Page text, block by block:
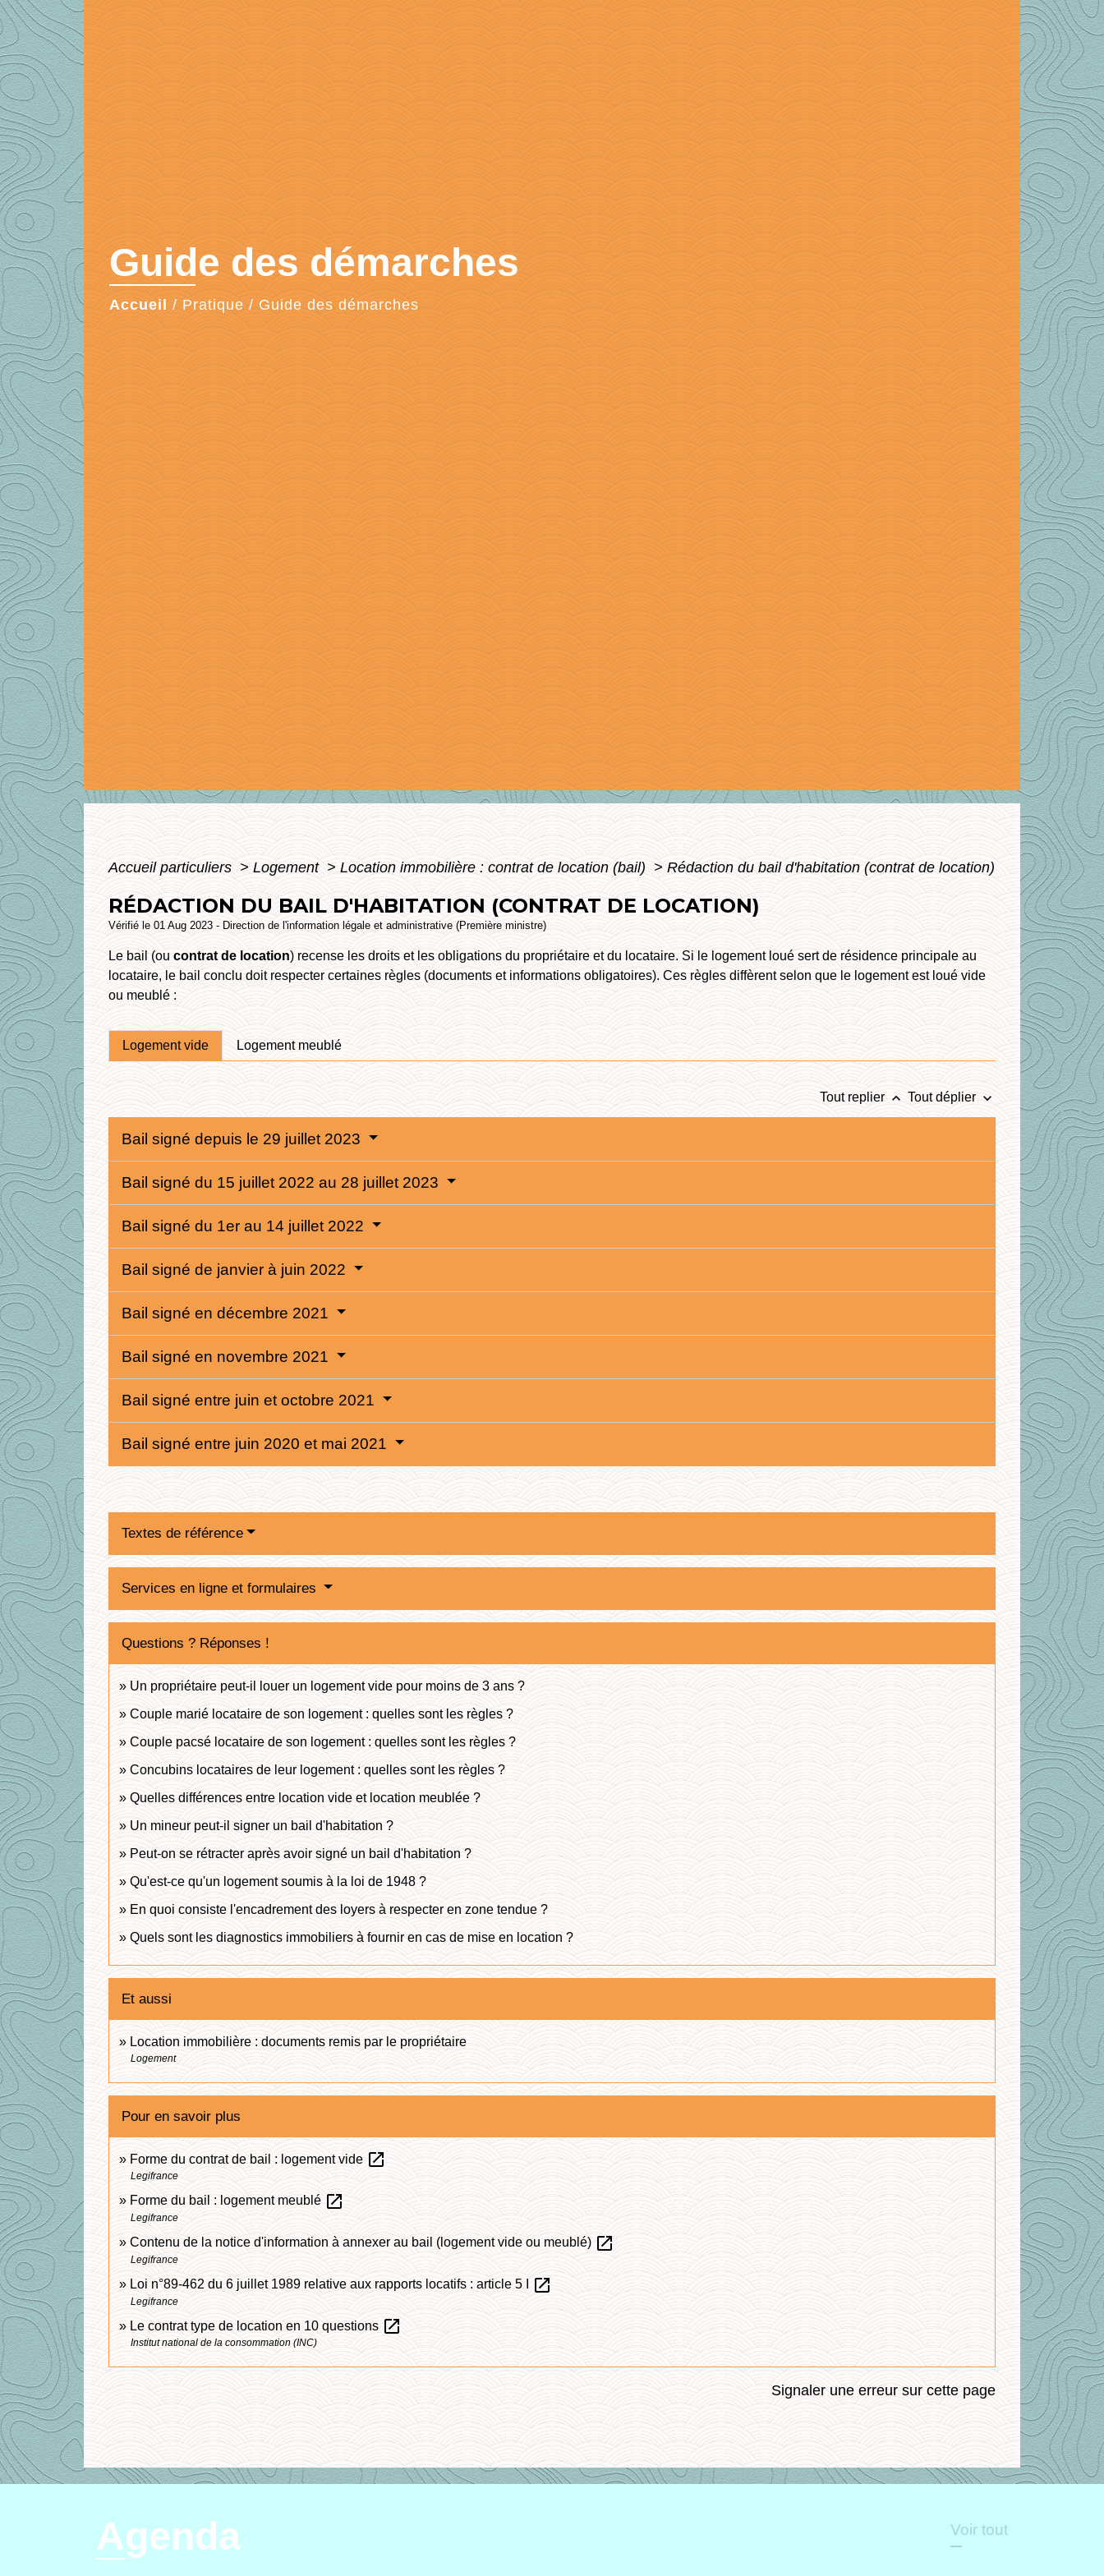
Guide des démarches
Accueil / Pratique / Guide des démarches
Accueil particuliers > Logement > Location immobilière : contrat de location (bail) > Rédaction du bail d'habitation (contrat de location)
RÉDACTION DU BAIL D'HABITATION (CONTRAT DE LOCATION)
Vérifié le 01 Aug 2023 - Direction de l'information légale et administrative (Première ministre)
Le bail (ou contrat de location) recense les droits et les obligations du propriétaire et du locataire. Si le logement loué sert de résidence principale au
locataire, le bail conclu doit respecter certaines règles (documents et informations obligatoires). Ces règles diffèrent selon que le logement est loué vide
ou meublé :
Logement vide Logement meublé
Tout replier keyboard_arrow_up Tout déplier keyboard_arrow_down
Bail signé depuis le 29 juillet 2023
Bail signé du 15 juillet 2022 au 28 juillet 2023
Bail signé du 1er au 14 juillet 2022
Bail signé de janvier à juin 2022
Bail signé en décembre 2021
Bail signé en novembre 2021
Bail signé entre juin et octobre 2021
Bail signé entre juin 2020 et mai 2021
Textes de référence
Services en ligne et formulaires
Questions ? Réponses !
Un propriétaire peut-il louer un logement vide pour moins de 3 ans ?
Couple marié locataire de son logement : quelles sont les règles ?
Couple pacsé locataire de son logement : quelles sont les règles ?
Concubins locataires de leur logement : quelles sont les règles ?
Quelles différences entre location vide et location meublée ?
Un mineur peut-il signer un bail d'habitation ?
Peut-on se rétracter après avoir signé un bail d'habitation ?
Qu'est-ce qu'un logement soumis à la loi de 1948 ?
En quoi consiste l'encadrement des loyers à respecter en zone tendue ?
Quels sont les diagnostics immobiliers à fournir en cas de mise en location ?
Et aussi
Location immobilière : documents remis par le propriétaire
Logement
Pour en savoir plus
Forme du contrat de bail : logement vide open_in_new
Legifrance
Forme du bail : logement meublé open_in_new
Legifrance
Contenu de la notice d'information à annexer au bail (logement vide ou meublé) open_in_new
Legifrance
Loi n°89-462 du 6 juillet 1989 relative aux rapports locatifs : article 5 I open_in_new
Legifrance
Le contrat type de location en 10 questions open_in_new
Institut national de la consommation (INC)
Signaler une erreur sur cette page
Agenda Voir tout